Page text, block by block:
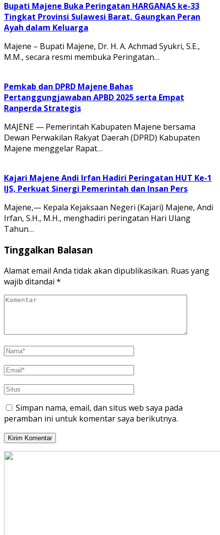
Bupati Majene Buka Peringatan HARGANAS ke-33
Tingkat Provinsi Sulawesi Barat, Gaungkan Peran
Ayah dalam Keluarga
Majene – Bupati Majene, Dr. H. A. Achmad Syukri, S.E.,
M.M., secara resmi membuka Peringatan…
Pemkab dan DPRD Majene Bahas
Pertanggungjawaban APBD 2025 serta Empat
Ranperda Strategis
MAJENE — Pemerintah Kabupaten Majene bersama
Dewan Perwakilan Rakyat Daerah (DPRD) Kabupaten
Majene menggelar Rapat…
Kajari Majene Andi Irfan Hadiri Peringatan HUT Ke-1
IJS, Perkuat Sinergi Pemerintah dan Insan Pers
Majene,— Kepala Kejaksaan Negeri (Kajari) Majene, Andi
Irfan, S.H., M.H., menghadiri peringatan Hari Ulang
Tahun…
Tinggalkan Balasan
Alamat email Anda tidak akan dipublikasikan. Ruas yang
wajib ditandai *
Simpan nama, email, dan situs web saya pada
peramban ini untuk komentar saya berikutnya.